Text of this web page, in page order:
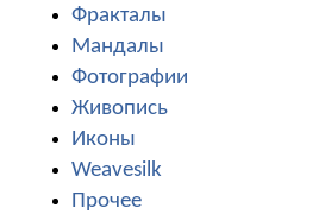
Фракталы
Мандалы
Фотографии
Живопись
Иконы
Weavesilk
Прочее